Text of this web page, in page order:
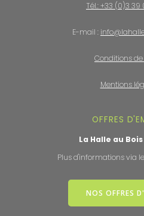
Tél.: +33 (0)3 39
E-mail :
Conditions
Mentions
OFFRES
La Halle au
Plus d'informations via
NOS OFFRES